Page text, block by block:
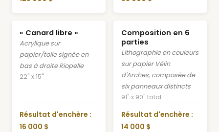
« Canard libre »
Acrylique sur
papier/toile signée en
bas à droite Riopelle
22" x 15"
Résultat d'enchère :
16 000 $
Composition en 6
parties
Lithographie en couleurs
sur papier Vélin
d'Arches, composée de
six panneaux distincts
91" x 90" total
Résultat d'enchère :
14 000 $